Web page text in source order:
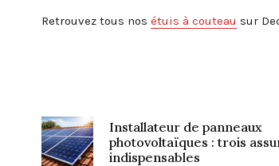
Retrouvez tous nos étuis à couteau sur
Installateur de panneaux
photovoltaïques : trois
indispensables